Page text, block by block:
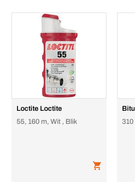
Loctite Loctite
55, 160 m, Wit , Blik